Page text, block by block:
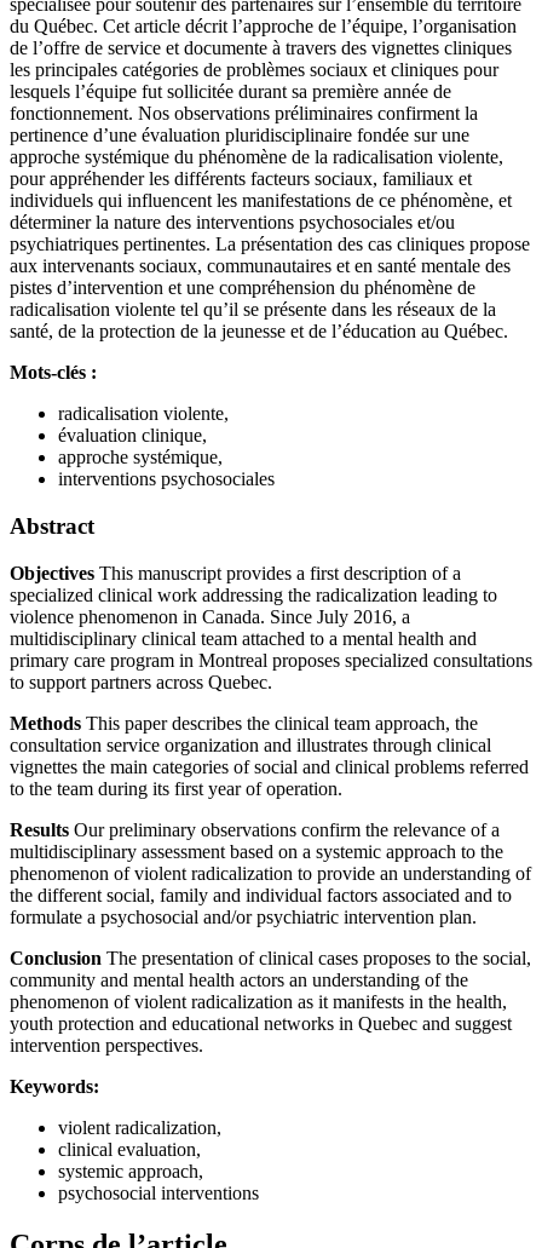
spécialisée pour soutenir des partenaires sur l’ensemble du territoire
du Québec. Cet article décrit l’approche de l’équipe, l’organisation
de l’offre de service et documente à travers des vignettes cliniques
les principales catégories de problèmes sociaux et cliniques pour
lesquels l’équipe fut sollicitée durant sa première année de
fonctionnement. Nos observations préliminaires confirment la
pertinence d’une évaluation pluridisciplinaire fondée sur une
approche systémique du phénomène de la radicalisation violente,
pour appréhender les différents facteurs sociaux, familiaux et
individuels qui influencent les manifestations de ce phénomène, et
déterminer la nature des interventions psychosociales et/ou
psychiatriques pertinentes. La présentation des cas cliniques propose
aux intervenants sociaux, communautaires et en santé mentale des
pistes d’intervention et une compréhension du phénomène de
radicalisation violente tel qu’il se présente dans les réseaux de la
santé, de la protection de la jeunesse et de l’éducation au Québec.
Mots-clés :
radicalisation violente,
évaluation clinique,
approche systémique,
interventions psychosociales
Abstract
Objectives This manuscript provides a first description of a
specialized clinical work addressing the radicalization leading to
violence phenomenon in Canada. Since July 2016, a
multidisciplinary clinical team attached to a mental health and
primary care program in Montreal proposes specialized consultations
to support partners across Quebec.
Methods This paper describes the clinical team approach, the
consultation service organization and illustrates through clinical
vignettes the main categories of social and clinical problems referred
to the team during its first year of operation.
Results Our preliminary observations confirm the relevance of a
multidisciplinary assessment based on a systemic approach to the
phenomenon of violent radicalization to provide an understanding of
the different social, family and individual factors associated and to
formulate a psychosocial and/or psychiatric intervention plan.
Conclusion The presentation of clinical cases proposes to the social,
community and mental health actors an understanding of the
phenomenon of violent radicalization as it manifests in the health,
youth protection and educational networks in Quebec and suggest
intervention perspectives.
Keywords:
violent radicalization,
clinical evaluation,
systemic approach,
psychosocial interventions